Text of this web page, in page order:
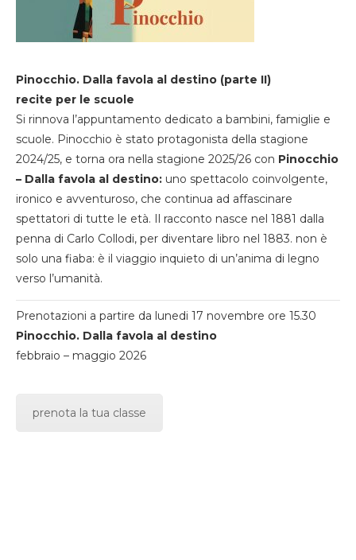
Pinocchio. Dalla favola al destino (parte II)
recite per le scuole
Si rinnova l’appuntamento dedicato a bambini, famiglie e
scuole. Pinocchio è stato protagonista della stagione
2024/25, e torna ora nella stagione 2025/26 con Pinocchio
– Dalla favola al destino: uno spettacolo coinvolgente,
ironico e avventuroso, che continua ad affascinare
spettatori di tutte le età. Il racconto nasce nel 1881 dalla
penna di Carlo Collodi, per diventare libro nel 1883. non è
solo una fiaba: è il viaggio inquieto di un’anima di legno
verso l’umanità.
Prenotazioni a partire da lunedi 17 novembre ore 15.30
Pinocchio. Dalla favola al destino
febbraio – maggio 2026
prenota la tua classe